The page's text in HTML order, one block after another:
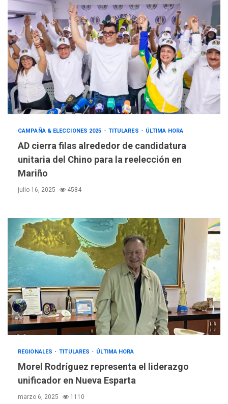
CAMPAÑA & ELECCIONES 2025 TITULARES ÚLTIMA HORA
AD cierra filas alrededor de candidatura
unitaria del Chino para la reelección en
Mariño
julio 16, 2025 4584
REGIONALES TITULARES ÚLTIMA HORA
Morel Rodríguez representa el liderazgo
unificador en Nueva Esparta
marzo 6, 2025 1110